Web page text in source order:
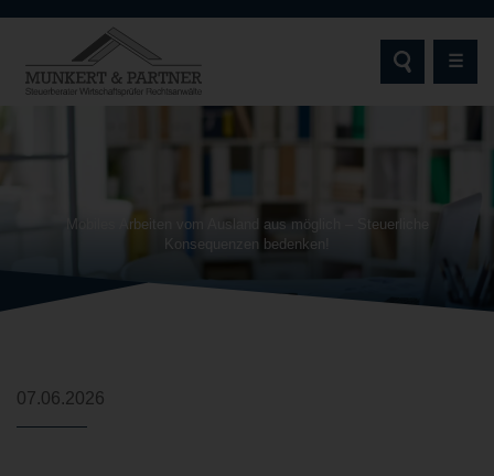
☰
MUNKERT & PARTNER
Mobiles Arbeiten vom Ausland aus möglich – Steuerliche
Konsequenzen bedenken!
07.06.2026